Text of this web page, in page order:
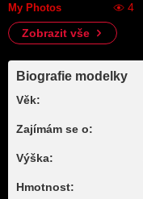
My Photos
4
Zobrazit vše
Biografie modelky
Věk:
Zajímám se o:
Výška:
Hmotnost: